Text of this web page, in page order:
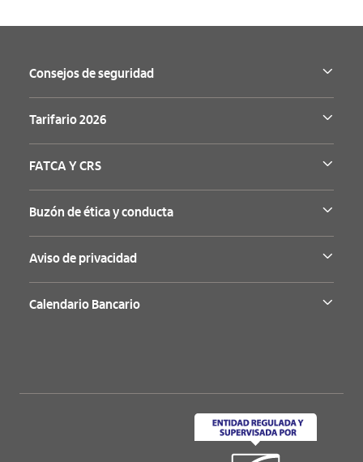
Consejos de seguridad
Tarifario 2026
FATCA Y CRS
Buzón de ética y conducta
Aviso de privacidad
Calendario Bancario